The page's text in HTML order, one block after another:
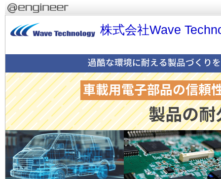
株式会社Wave